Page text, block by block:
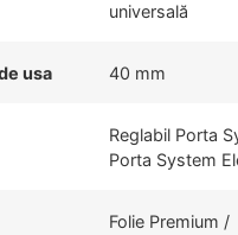
universală
usa 40 mm
Reglabil Porta
Porta System
Folie Premium /